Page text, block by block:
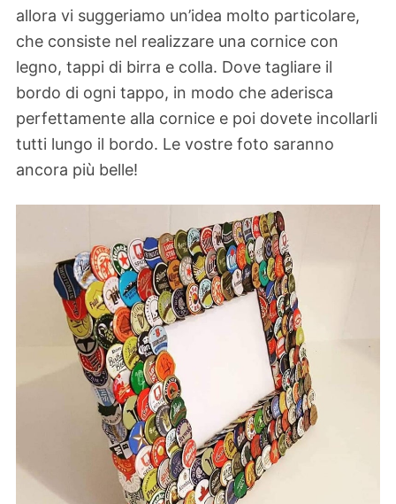
allora vi suggeriamo un’idea molto particolare,
che consiste nel realizzare una cornice con
legno, tappi di birra e colla. Dove tagliare il
bordo di ogni tappo, in modo che aderisca
perfettamente alla cornice e poi dovete incollarli
tutti lungo il bordo. Le vostre foto saranno
ancora più belle!